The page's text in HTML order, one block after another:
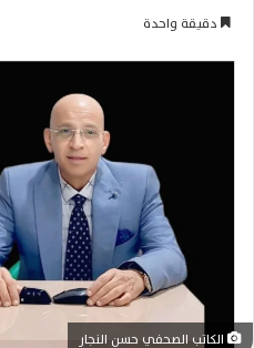
ل
د
إ
ك
ت
ر
دقيقة واحدة
الكاتب الصحفي حسن النجار